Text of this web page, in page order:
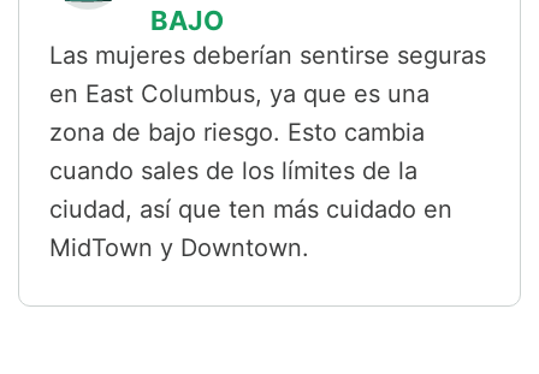
BAJO
Las mujeres deberían sentirse seguras
en East Columbus, ya que es una
zona de bajo riesgo. Esto cambia
cuando sales de los límites de la
ciudad, así que ten más cuidado en
MidTown y Downtown.